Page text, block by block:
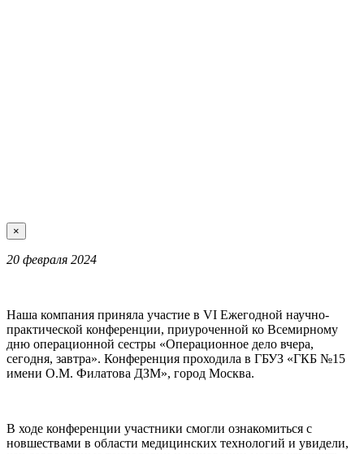
×
20 февраля 2024
Наша компания приняла участие в VI Ежегодной научно-
практической конференции, приуроченной ко Всемирному
дню операционной сестры «Операционное дело вчера,
сегодня, завтра». Конференция проходила в ГБУЗ «ГКБ №15
имени О.М. Филатова ДЗМ», город Москва.
В ходе конференции участники смогли ознакомиться с
новшествами в области медицинских технологий и увидели,